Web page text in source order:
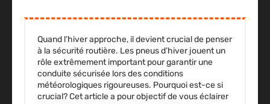
Quand l’hiver approche, il devient crucial de penser
à la sécurité routière. Les pneusd’hiver jouent un
rôle extrêmement important pour garantir une
conduite sécurisée lors des conditions
météorologiques rigoureuses. Pourquoi est-ce si
crucial? Cet article a pour objectif de vous éclairer